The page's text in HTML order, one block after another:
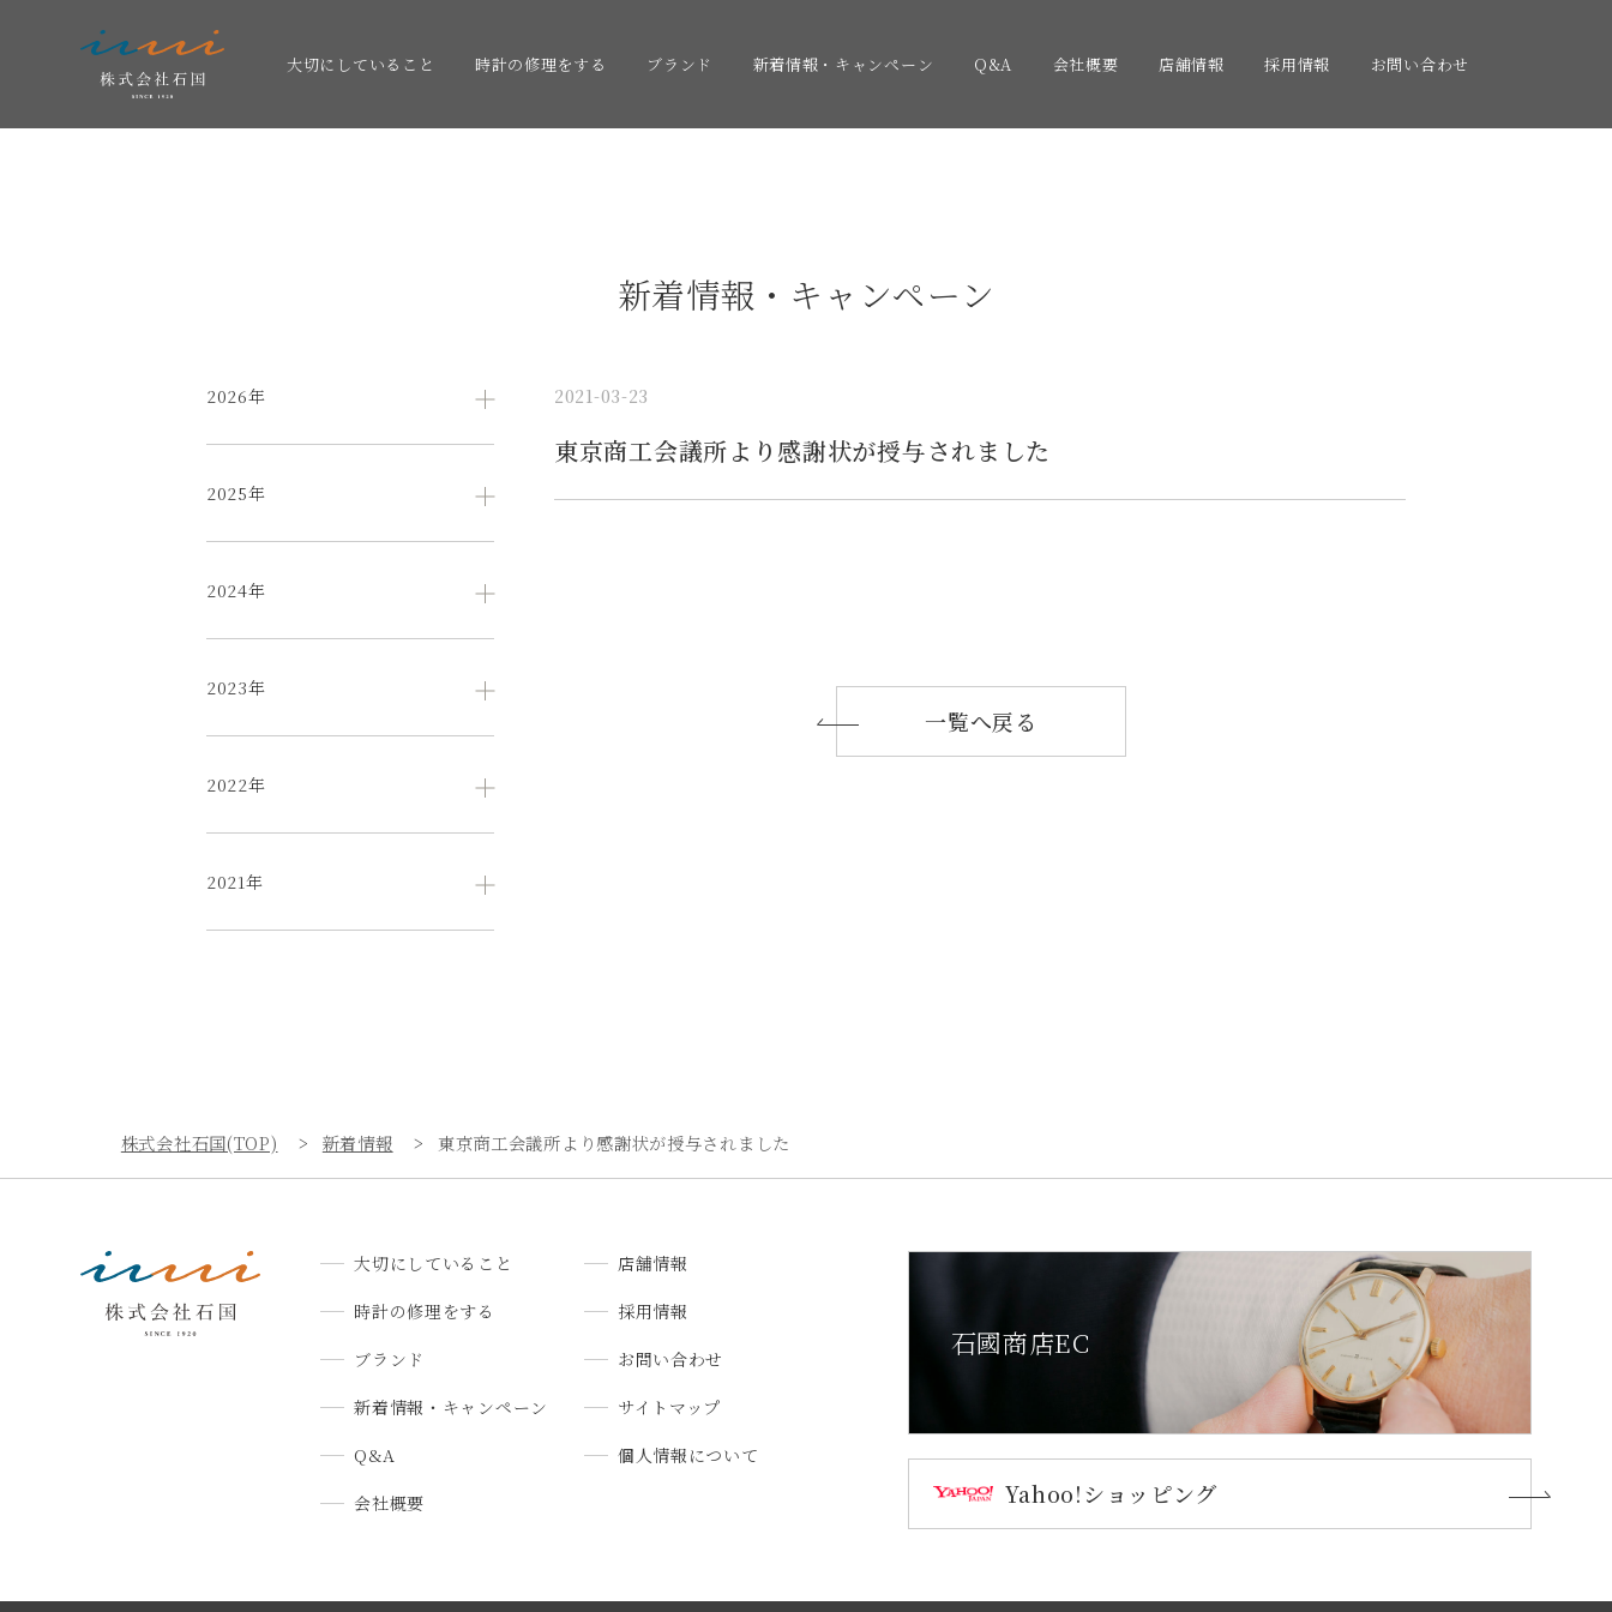
大切にしていること 時計の修理をする ブランド 新着情報・キャンペーン Q&A 会社概要 店舗情報 採用情報 お問い合わせ
新着情報・キャンペーン
2021-03-23
東京商工会議所より感謝状が授与されました
一覧へ戻る
2026年
2025年
2024年
2023年
2022年
2021年
株式会社石国(TOP) 新着情報 東京商工会議所より感謝状が授与されました
大切にしていること
時計の修理をする
ブランド
新着情報・キャンペーン
Q&A
会社概要
店舗情報
採用情報
お問い合わせ
サイトマップ
個人情報について
石國商店EC
Yahoo!ショッピング